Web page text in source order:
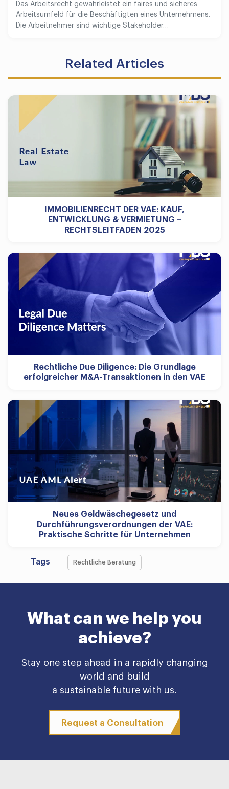
Das Arbeitsrecht gewährleistet ein faires und sicheres
Arbeitsumfeld für die Beschäftigten eines Unternehmens.
Die Arbeitnehmer sind wichtige Stakeholder…
Related Articles
IMMOBILIENRECHT DER VAE: KAUF,
ENTWICKLUNG & VERMIETUNG –
RECHTSLEITFADEN 2025
Rechtliche Due Diligence: Die Grundlage
erfolgreicher M&A-Transaktionen in den VAE
Neues Geldwäschegesetz und
Durchführungsverordnungen der VAE:
Praktische Schritte für Unternehmen
Tags Rechtliche Beratung
What can we help you
achieve?
Stay one step ahead in a rapidly changing
world and build
a sustainable future with us.
Request a Consultation